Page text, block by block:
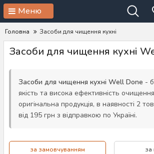
Меню
Головна Засоби для чищення кухні
Засоби для чищення кухні
Засоби для чищення кухні Well Done -
якість та висока ефективність
оригінальна продукція, в наявності 2
від 195 грн з відправкою по Україні.
за замовчуванням за